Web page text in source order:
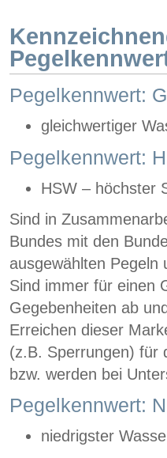
Pegelkennwert:
gleichwertiger
Pegelkennwert:
HSW – höchster
Sind in
Bundes mit den
ausgewählten
Sind immer für einen
Gegebenheiten ab
Erreichen dieser
(z.B. Sperrungen) für
bzw. werden bei
Pegelkennwert:
niedrigster